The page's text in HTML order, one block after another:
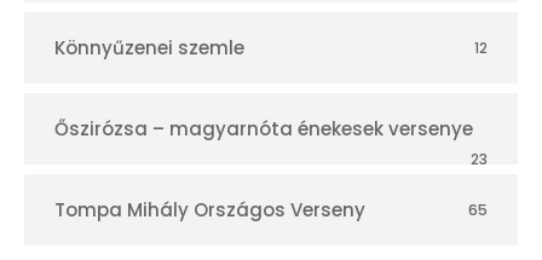
Könnyűzenei szemle 12
Őszirózsa – magyarnóta énekesek versenye
23
Tompa Mihály Országos Verseny 65